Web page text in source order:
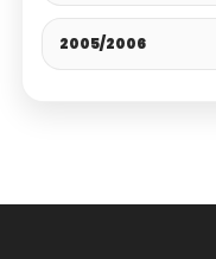
2005/2006